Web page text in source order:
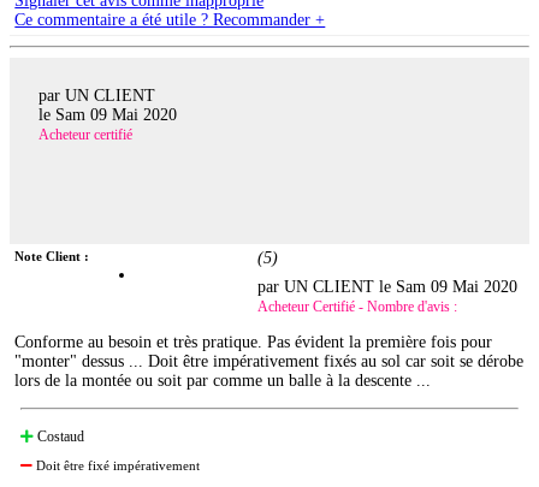
Ce commentaire a été utile ? Recommander +
par UN CLIENT
le Sam 09 Mai 2020
Acheteur certifié
Note Client : (5)
par UN CLIENT le Sam 09 Mai 2020
Acheteur Certifié - Nombre d'avis :
Conforme au besoin et très pratique. Pas évident la première fois pour
"monter" dessus ... Doit être impérativement fixés au sol car soit se dérobe
lors de la montée ou soit par comme un balle à la descente ...
Costaud
Doit être fixé impérativement